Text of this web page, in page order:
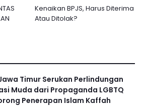
Kenaikan BPJS, Harus Diterima
Atau Ditolak?
Timur Serukan Perlindungan
Muda dari Propaganda LGBTQ
Penerapan Islam Kaffah